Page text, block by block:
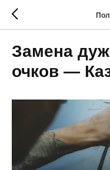
Замена
очков —